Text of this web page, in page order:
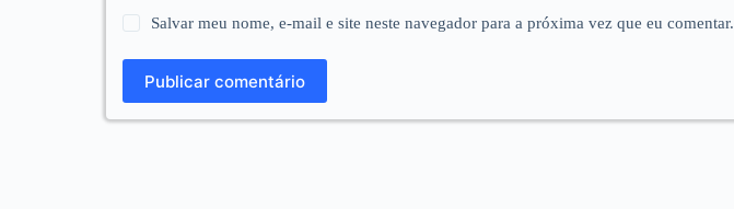
Salvar meu nome, e-mail e site neste navegador para a próxima vez que eu comentar.
Publicar comentário